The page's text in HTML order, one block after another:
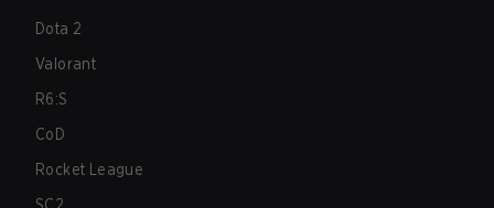
Dota 2
Valorant
R6:S
CoD
Rocket League